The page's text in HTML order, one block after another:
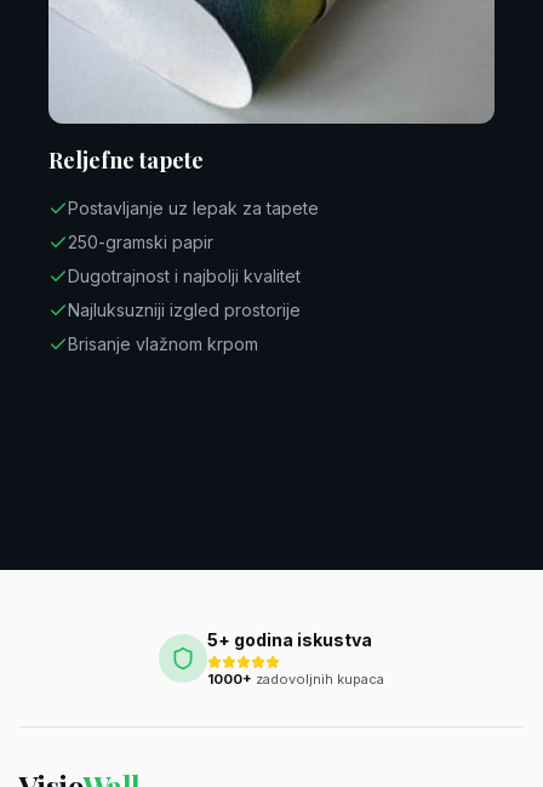
Reljefne tapete
Postavljanje uz lepak za tapete
250-gramski papir
Dugotrajnost i najbolji kvalitet
Najluksuzniji izgled prostorije
Brisanje vlažnom krpom
5+ godina iskustva
1000+ zadovoljnih kupaca